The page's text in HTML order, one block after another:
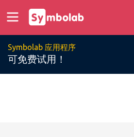
Symbolab 应用程序
可免费试用！